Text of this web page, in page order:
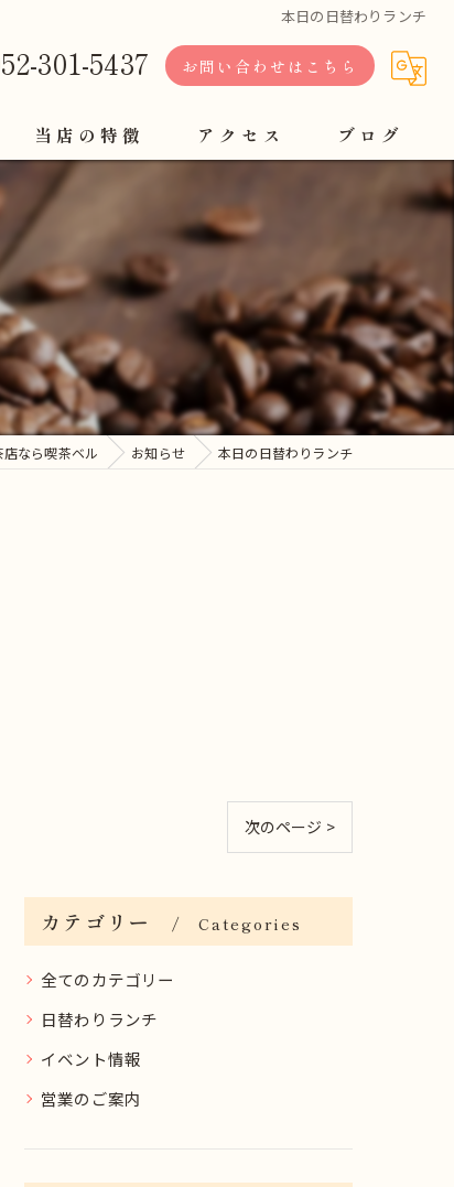
本日の日替わりランチ
301-5437 お問い合わせはこちら
当店の特徴
軽食
コーヒー
モーニング
ランチ
アクセス ブログ
なら喫茶ベル お知らせ 本日の日替わりランチ
次のページ >
カテゴリー Categories
全てのカテゴリー
日替わりランチ
イベント情報
営業のご案内